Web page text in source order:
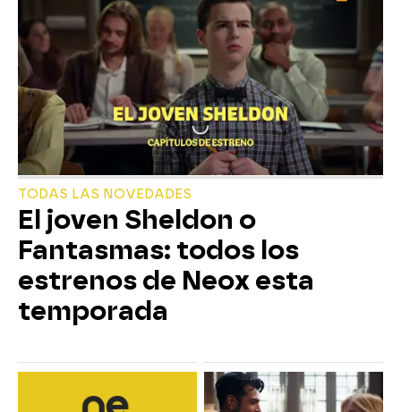
TODAS LAS NOVEDADES
El joven Sheldon o
Fantasmas: todos los
estrenos de Neox esta
temporada